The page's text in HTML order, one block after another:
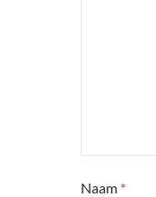
Naam *